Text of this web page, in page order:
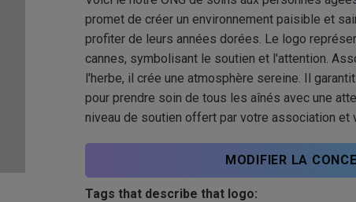
promet de créer un environnement paisible et
profiter de leurs années dorées. Le logo
cannes, symbolisant le soutien et l'attention.
l'herbe, il crée une atmosphère sereine. Il
pour prendre soin de tous les aînés avec une
niveau de soutien offert par votre association et
MODIFIER LA
Tags that describe that logo: